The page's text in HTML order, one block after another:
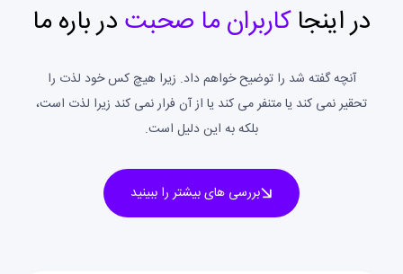
در اینجاکاربران ما صحبتدر باره ما
آنچه گفته شد را توضیح خواهم داد. زیرا هیچ کس خود لذت را
تحقیر نمی کند یا متنفر می کند یا از آن فرار نمی کند زیرا لذت است،
بلکه به این دلیل است.
بررسی های بیشتر را ببینید